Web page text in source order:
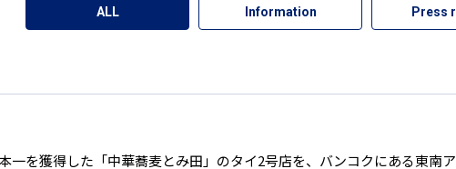
ALL Information Press
一を獲得した「中華蕎麦とみ田」のタイ2号店を、バンコクにある東南